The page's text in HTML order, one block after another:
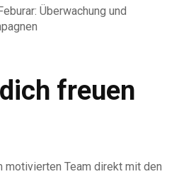
Überwachung und
freuen
motivierten Team direkt mit den